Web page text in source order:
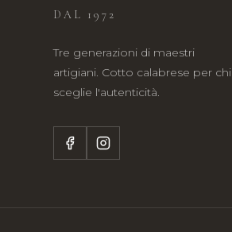
DAL 1972
Tre generazioni di maestri
artigiani. Cotto calabrese per chi
sceglie l'autenticità.